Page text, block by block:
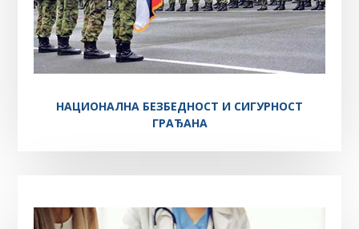
НАЦИОНАЛНА БЕЗБЕДНОСТ И СИГУРНОСТ
ГРАЂАНА